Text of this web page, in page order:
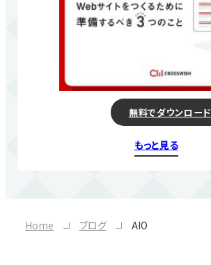
無料でダウンロード
もっと見る
Home ブログ AIO